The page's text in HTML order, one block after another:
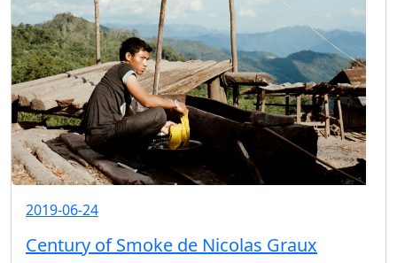
2019-06-24
Century of Smoke de Nicolas Graux